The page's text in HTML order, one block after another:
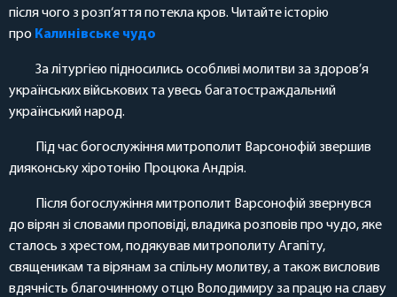
після чого з розп‘яття потекла кров. Читайте історію
про Калинівське чудо
За літургією підносились особливі молитви за здоров’я
українських військових та увесь багатостраждальний
український народ.
Під час богослужіння митрополит Варсонофій звершив
дияконську хіротонію Процюка Андрія.
Після богослужіння митрополит Варсонофій звернувся
до вірян зі словами проповіді, владика розповів про чудо, яке
сталось з хрестом, подякував митрополиту Агапіту,
священикам та вірянам за спільну молитву, а також висловив
вдячність благочинному отцю Володимиру за працю на славу